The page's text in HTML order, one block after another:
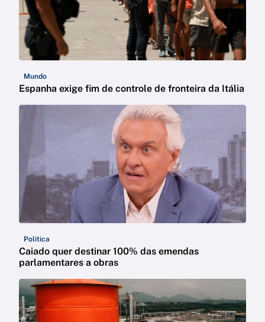
Mundo
Espanha exige fim de controle de fronteira da Itália
Política
Caiado quer destinar 100% das emendas
parlamentares a obras